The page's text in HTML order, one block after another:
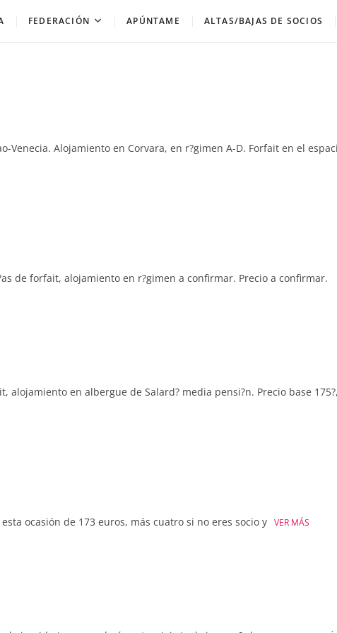
FEDERACIÓN APÚNTAME ALTAS/BAJAS DE SOCIOS
Venecia. Alojamiento en Corvara, en r?gimen A-D. Forfait en el
de forfait, alojamiento en r?gimen a confirmar. Precio a confirmar.
alojamiento en albergue de Salard? media pensi?n. Precio base
ocasión de 173 euros, más cuatro si no eres socio y VER MÁS